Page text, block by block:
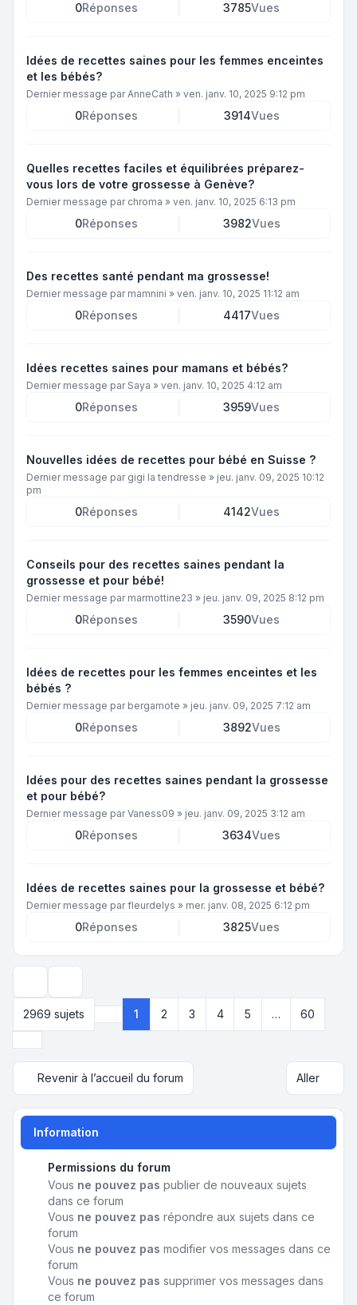
0Réponses 3785Vues
Idées de recettes saines pour les femmes enceintes
et les bébés?
Dernier message parAnneCath » ven. janv. 10, 2025 9:12 pm
0Réponses 3914Vues
Quelles recettes faciles et équilibrées préparez-
vous lors de votre grossesse à Genève?
Dernier message par chroma » ven. janv. 10, 2025 6:13 pm
0Réponses 3982Vues
Des recettes santé pendant ma grossesse!
Dernier message par mamnini » ven. janv. 10, 2025 11:12 am
0Réponses 4417Vues
Idées recettes saines pour mamans et bébés?
Dernier message par Saya » ven. janv. 10, 2025 4:12 am
0Réponses 3959Vues
Nouvelles idées de recettes pour bébé en Suisse ?
Dernier message par gigi la tendresse » jeu. janv. 09, 2025 10:12
pm
0Réponses 4142Vues
Conseils pour des recettes saines pendant la
grossesse et pour bébé!
Dernier message par marmottine23 » jeu. janv. 09, 2025 8:12 pm
0Réponses 3590Vues
Idées de recettes pour les femmes enceintes et les
bébés ?
Dernier message par bergamote » jeu. janv. 09, 2025 7:12 am
0Réponses 3892Vues
Idées pour des recettes saines pendant la grossesse
et pour bébé?
Dernier message parVaness09 » jeu. janv. 09, 2025 3:12 am
0Réponses 3634Vues
Idées de recettes saines pour la grossesse et bébé?
Dernier message parfleurdelys » mer. janv. 08, 2025 6:12 pm
0Réponses 3825Vues
2969 sujets
Page 1 sur60
1 2 3 4 5 …
60
Revenir à l’accueil du forum Aller
Information
Permissions du forum
Vous ne pouvez pas publier de nouveaux sujets
dans ce forum
Vous ne pouvez pas répondre aux sujets dans ce
forum
Vous ne pouvez pas modifier vos messages dans ce
forum
Vous ne pouvez pas supprimer vos messages dans
ce forum